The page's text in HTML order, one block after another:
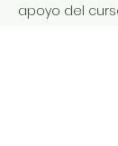
apoyo del